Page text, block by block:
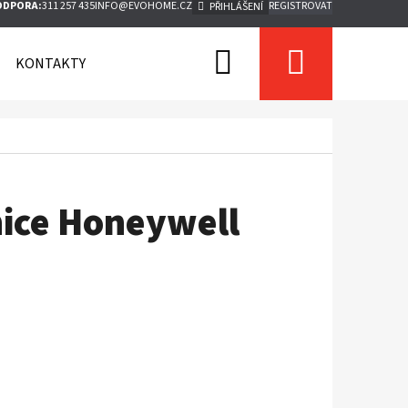
311 257 435INFO@EVOHOME.CZ PŘIHLÁŠENÍ REGISTROVAT
KONTAKTY Hledat
Honeywell